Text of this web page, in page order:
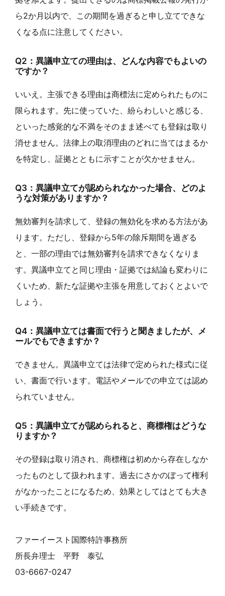
ら2か月以内で、この期間を過ぎると申し立てできな
くなる点に注意してください。
Q2：異議申立ての理由は、どんな内容でもよいの
ですか？
いいえ。主張できる理由は商標法に定められたものに
限られます。先に使っていた、紛らわしいと感じる、
といった感覚的な不満をそのまま述べても登録は取り
消せません。法律上の取消理由のどれに当てはまるか
を特定し、証拠とともに示すことが欠かせません。
Q3：異議申立てが認められなかった場合、どのよ
うな対策がありますか？
無効審判を請求して、登録の無効化を求める方法があ
ります。ただし、登録から5年の除斥期間を過ぎる
と、一部の理由では無効審判を請求できなくなりま
す。異議申立てと同じ理由・証拠では結論も変わりに
くいため、新たな証拠や主張を用意しておくとよいで
しょう。
Q4：異議申立ては書面で行うと聞きましたが、メ
ールでもできますか？
できません。異議申立ては法律で定められた様式に従
い、書面で行います。電話やメールでの申立ては認め
られていません。
Q5：異議申立てが認められると、商標権はどうな
りますか？
その登録は取り消され、商標権は初めから存在しなか
ったものとして扱われます。過去にさかのぼって権利
がなかったことになるため、効果としてはとても大き
い手続きです。
ファーイースト国際特許事務所
所長弁理士 平野 泰弘
03-6667-0247